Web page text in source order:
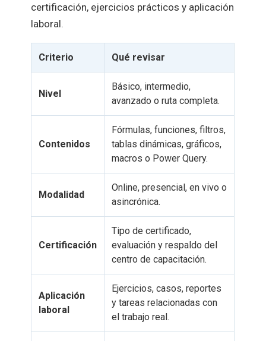
certificación, ejercicios prácticos y aplicación
laboral.
Criterio Qué revisar
Nivel
Básico, intermedio,
avanzado o ruta completa.
Contenidos
Fórmulas, funciones, filtros,
tablas dinámicas, gráficos,
macros o Power Query.
Modalidad
Online, presencial, en vivo o
asincrónica.
Certificación
Tipo de certificado,
evaluación y respaldo del
centro de capacitación.
Aplicación
laboral
Ejercicios, casos, reportes
y tareas relacionadas con
el trabajo real.